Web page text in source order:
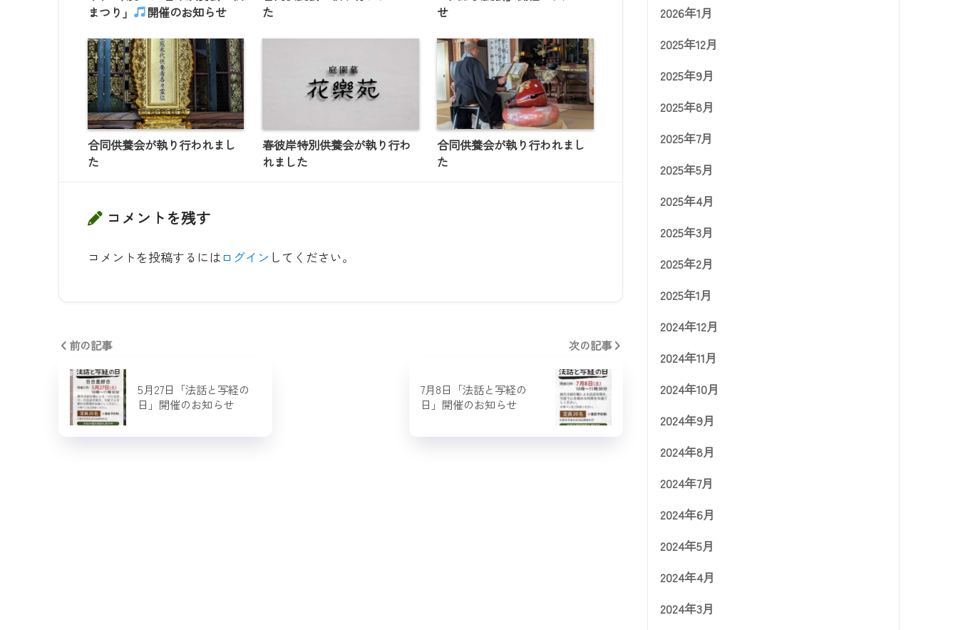
まつり」
開催のお知らせ
た
せ
合同供養会が執り行われまし
た
春彼岸特別供養会が執り行わ
れました
合同供養会が執り行われまし
た
コメントを残す
コメントを投稿するにはログイン してください。
前の記事
5月27日「法話と写経の
日」開催のお知らせ
次の記事
7月8日「法話と写経の
日」開催のお知らせ
2026年1月
2025年12月
2025年9月
2025年8月
2025年7月
2025年5月
2025年4月
2025年3月
2025年2月
2025年1月
2024年12月
2024年11月
2024年10月
2024年9月
2024年8月
2024年7月
2024年6月
2024年5月
2024年4月
2024年3月